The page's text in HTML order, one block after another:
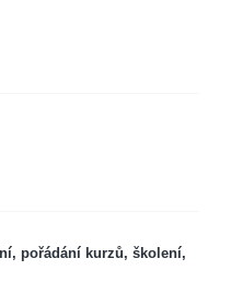
pořádání kurzů, školení,